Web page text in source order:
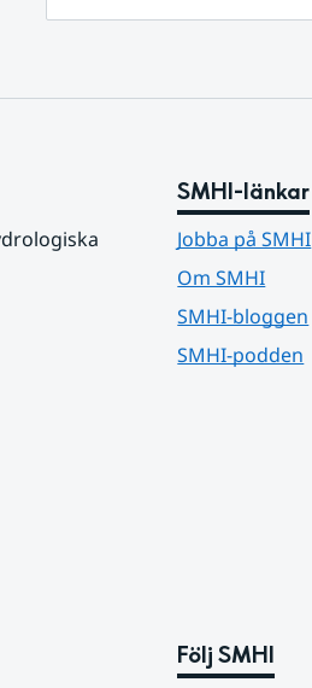
SMHI-länkar
Jobba på SMHI
Om SMHI
SMHI-bloggen
SMHI-podden
Följ SMHI